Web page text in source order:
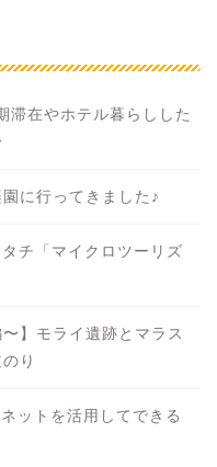
在やホテル暮らしした
に行ってきました♪
チ「マイクロツーリズ
】モライ遺跡とマラス
り
ットを活用してできる